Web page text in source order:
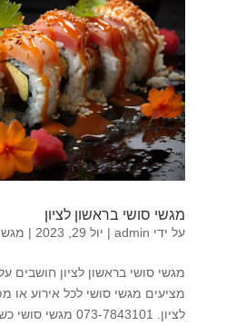
מגשי סושי בראשון לציון
על ידי admin
| יול 29, 2023 |
מגשי סושי בראשון לציון חושבים
מציעים מגשי סושי לכל אירוע או
לציון. 073-